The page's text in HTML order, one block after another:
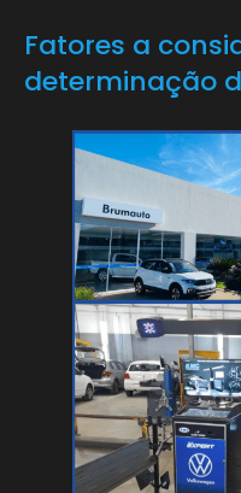
Fatores a
determinação